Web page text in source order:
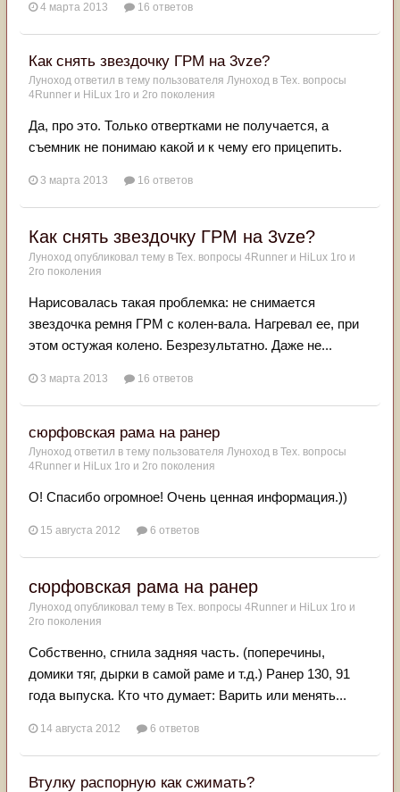
4 марта 2013 16 ответов
Как снять звездочку ГРМ на 3vze?
Луноход ответил в тему пользователя Луноход в Тех. вопросы
4Runner и HiLux 1го и 2го поколения
Да, про это. Только отвертками не получается, а
съемник не понимаю какой и к чему его прицепить.
3 марта 2013 16 ответов
Как снять звездочку ГРМ на 3vze?
Луноход опубликовал тему в Тех. вопросы 4Runner и HiLux 1го и
2го поколения
Нарисовалась такая проблемка: не снимается
звездочка ремня ГРМ с колен-вала. Нагревал ее, при
этом остужая колено. Безрезультатно. Даже не...
3 марта 2013 16 ответов
сюрфовская рама на ранер
Луноход ответил в тему пользователя Луноход в Тех. вопросы
4Runner и HiLux 1го и 2го поколения
О! Спасибо огромное! Очень ценная информация.))
15 августа 2012 6 ответов
сюрфовская рама на ранер
Луноход опубликовал тему в Тех. вопросы 4Runner и HiLux 1го и
2го поколения
Собственно, сгнила задняя часть. (поперечины,
домики тяг, дырки в самой раме и т.д.) Ранер 130, 91
года выпуска. Кто что думает: Варить или менять...
14 августа 2012 6 ответов
Втулку распорную как сжимать?